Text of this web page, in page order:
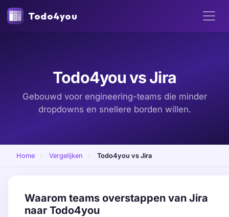
Todo4you
Todo4you vs Jira
Gebouwd voor engineering-teams die minder
dropdowns en snellere borden willen.
Home Vergelijken Todo4you vs Jira
Waarom teams overstappen van Jira
naar Todo4you